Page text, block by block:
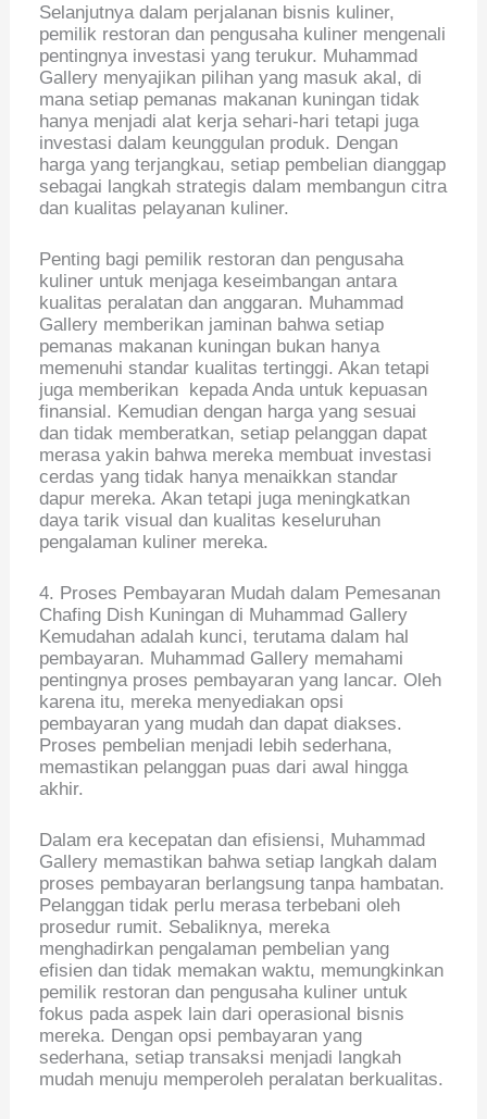
Selanjutnya dalam perjalanan bisnis kuliner,
pemilik restoran dan pengusaha kuliner mengenali
pentingnya investasi yang terukur. Muhammad
Gallery menyajikan pilihan yang masuk akal, di
mana setiap pemanas makanan kuningan tidak
hanya menjadi alat kerja sehari-hari tetapi juga
investasi dalam keunggulan produk. Dengan
harga yang terjangkau, setiap pembelian dianggap
sebagai langkah strategis dalam membangun citra
dan kualitas pelayanan kuliner.
Penting bagi pemilik restoran dan pengusaha
kuliner untuk menjaga keseimbangan antara
kualitas peralatan dan anggaran. Muhammad
Gallery memberikan jaminan bahwa setiap
pemanas makanan kuningan bukan hanya
memenuhi standar kualitas tertinggi. Akan tetapi
juga memberikan kepada Anda untuk kepuasan
finansial. Kemudian dengan harga yang sesuai
dan tidak memberatkan, setiap pelanggan dapat
merasa yakin bahwa mereka membuat investasi
cerdas yang tidak hanya menaikkan standar
dapur mereka. Akan tetapi juga meningkatkan
daya tarik visual dan kualitas keseluruhan
pengalaman kuliner mereka.
4. Proses Pembayaran Mudah dalam Pemesanan
Chafing Dish Kuningan di Muhammad Gallery
Kemudahan adalah kunci, terutama dalam hal
pembayaran. Muhammad Gallery memahami
pentingnya proses pembayaran yang lancar. Oleh
karena itu, mereka menyediakan opsi
pembayaran yang mudah dan dapat diakses.
Proses pembelian menjadi lebih sederhana,
memastikan pelanggan puas dari awal hingga
akhir.
Dalam era kecepatan dan efisiensi, Muhammad
Gallery memastikan bahwa setiap langkah dalam
proses pembayaran berlangsung tanpa hambatan.
Pelanggan tidak perlu merasa terbebani oleh
prosedur rumit. Sebaliknya, mereka
menghadirkan pengalaman pembelian yang
efisien dan tidak memakan waktu, memungkinkan
pemilik restoran dan pengusaha kuliner untuk
fokus pada aspek lain dari operasional bisnis
mereka. Dengan opsi pembayaran yang
sederhana, setiap transaksi menjadi langkah
mudah menuju memperoleh peralatan berkualitas.